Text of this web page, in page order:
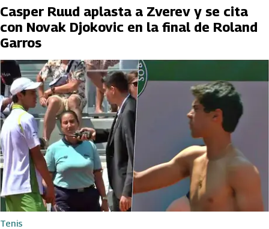
Casper Ruud aplasta a Zverev y se cita
con Novak Djokovic en la final de Roland
Garros
Tenis